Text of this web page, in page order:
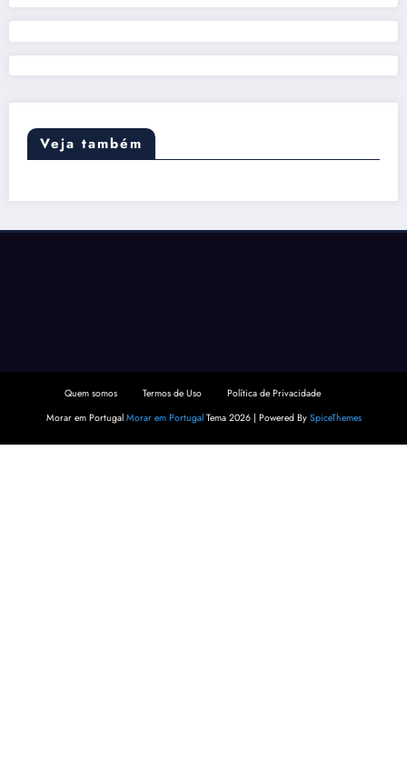
Veja também
Quem somos Termos de Uso
Política de Privacidade
Morar em Portugal Morar em PortugalTema 2026 | Powered By SpiceThemes